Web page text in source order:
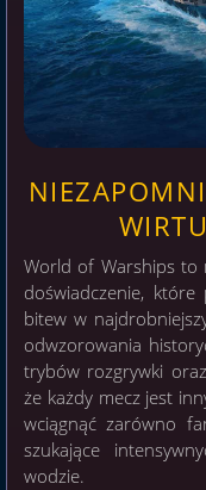
World of Warships to
doświadczenie,
bitew w
odwzorowania
trybów rozgrywki
że każdy mecz jest
wciągnąć zarówno
szukające
wodzie.